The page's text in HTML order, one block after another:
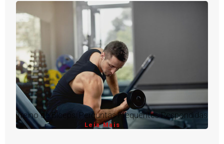
Treino de Bíceps: Perguntas Frequentes Respondidas
Leia Mais